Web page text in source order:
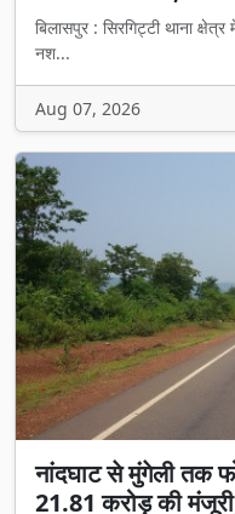
बिलासपुर : सिरगिट्टी थाना
नश...
Aug 07, 2026
नांदघाट से मुंगेली तक
21.81 करोड़ की